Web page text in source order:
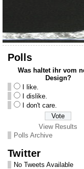
Polls
Was haltet ihr vom
Design?
I like.
I dislike.
I don't care.
View Results
Polls Archive
Twitter
No Tweets Available